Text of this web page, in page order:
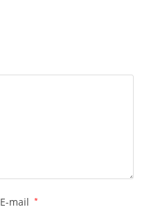
E-mail *